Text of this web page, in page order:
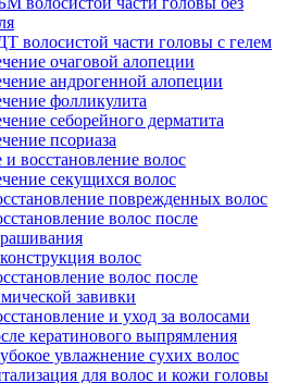
волосистой части головы с гелем
очаговой алопеции
андрогенной алопеции
фолликулита
себорейного дерматита
псориаза
восстановление волос
секущихся волос
поврежденных волос
волос после
волос
волос после
завивки
и уход за волосами
кератинового выпрямления
увлажнение сухих волос
для волос и кожи головы